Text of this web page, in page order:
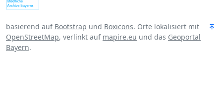
basierend auf Bootstrap und Boxicons. Orte lokalisiert mit
OpenStreetMap, verlinkt auf mapire.eu und das Geoportal
Bayern.